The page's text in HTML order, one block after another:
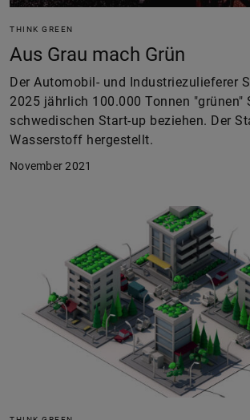
THINK GREEN
Aus Grau mach Grün
Der Automobil- und Industriezulieferer
2025 jährlich 100.000 Tonnen "grünen"
schwedischen Start-up beziehen. Der
Wasserstoff hergestellt.
November 2021